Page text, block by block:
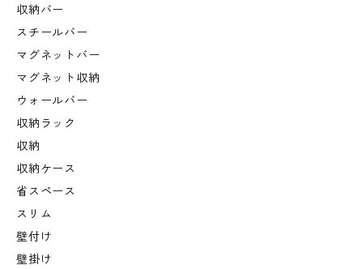
収納バー
スチールバー
マグネットバー
マグネット収納
ウォールバー
収納ラック
収納
収納ケース
省スペース
スリム
壁付け
壁掛け